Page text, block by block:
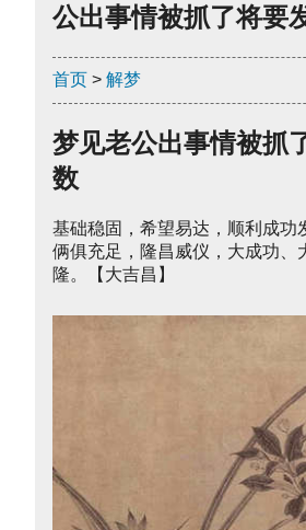
公出事情被抓了将要
首页 > 解梦
梦见老公出事情被抓
数
基础稳固，希望易达，顺利成功
俩俱充足，隆昌威仪，大成功、
隆。【大吉昌】